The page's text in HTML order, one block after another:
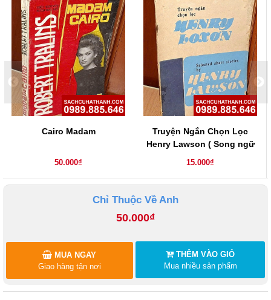
Cairo Madam
50.000₫
Truyện Ngắn Chọn Lọc
Henry Lawson ( Song ngữ
Anh - Việt )
15.000₫
Chỉ Thuộc Về Anh
50.000₫
THÊM VÀO GIỎ
Mua nhiều sản phẩm
MUA NGAY
Giao hàng tận nơi